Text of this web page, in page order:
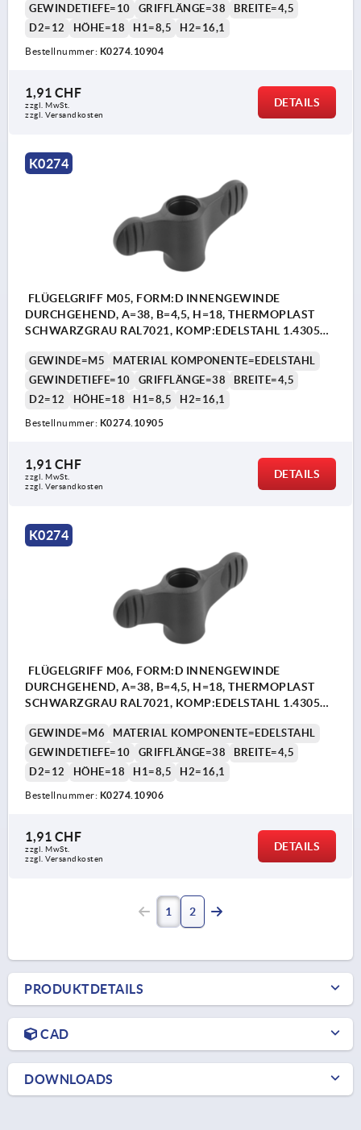
GEWINDETIEFE=10 GRIFFLÄNGE=38
BREITE=4,5
D2=12
HÖHE=18 H1=8,5 H2=16,1
Bestellnummer: K0274.10904
1,91 CHF
zzgl. MwSt.
zzgl. Versandkosten
DETAILS
K0274
FLÜGELGRIFF M05, FORM:D INNENGEWINDE
DURCHGEHEND, A=38, B=4,5, H=18, THERMOPLAST
SCHWARZGRAU RAL7021, KOMP:EDELSTAHL 1.4305
GEWINDE=M5
MATERIAL KOMPONENTE=EDELSTAHL
GEWINDETIEFE=10
GRIFFLÄNGE=38
BREITE=4,5
D2=12
HÖHE=18 H1=8,5 H2=16,1
Bestellnummer: K0274.10905
1,91 CHF
zzgl. MwSt.
zzgl. Versandkosten
DETAILS
K0274
FLÜGELGRIFF M06, FORM:D INNENGEWINDE
DURCHGEHEND, A=38, B=4,5, H=18, THERMOPLAST
SCHWARZGRAU RAL7021, KOMP:EDELSTAHL 1.4305
GEWINDE=M6
MATERIAL KOMPONENTE=EDELSTAHL
GEWINDETIEFE=10
GRIFFLÄNGE=38
BREITE=4,5
D2=12
HÖHE=18 H1=8,5 H2=16,1
Bestellnummer: K0274.10906
1,91 CHF
zzgl. MwSt.
zzgl. Versandkosten
DETAILS
1 2
PRODUKTDETAILS
CAD
DOWNLOADS